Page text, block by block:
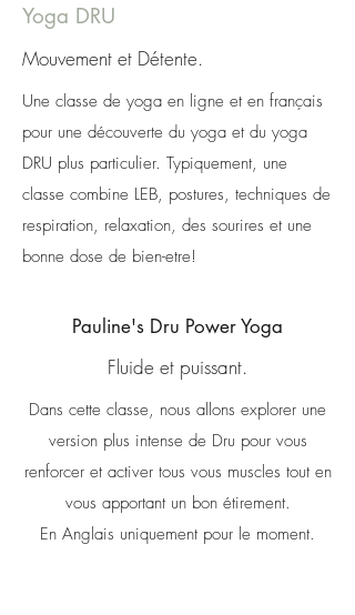
Yoga DRU
Mouvement et Détente.
Une classe de yoga en ligne et en français
pour une découverte du yoga et du yoga
DRU plus particulier. Typiquement, une
classe combine LEB, postures, techniques de
respiration, relaxation, des sourires et une
bonne dose de bien-etre!
Pauline's Dru Power Yoga
Fluide et puissant.
Dans cette classe, nous allons explorer une
version plus intense de Dru pour vous
renforcer et activer tous vous muscles tout en
vous apportant un bon étirement.
En Anglais uniquement pour le moment.